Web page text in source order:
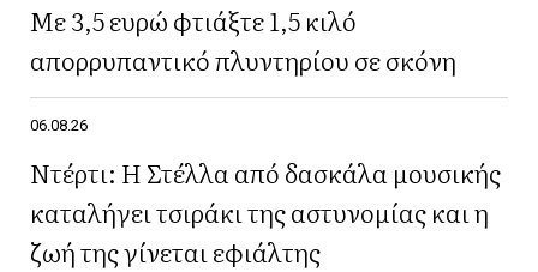
Με 3,5 ευρώ φτιάξτε 1,5 κιλό
απορρυπαντικό πλυντηρίου σε σκόνη
06.08.26
Ντέρτι: Η Στέλλα από δασκάλα μουσικής
καταλήγει τσιράκι της αστυνομίας και η
ζωή της γίνεται εφιάλτης